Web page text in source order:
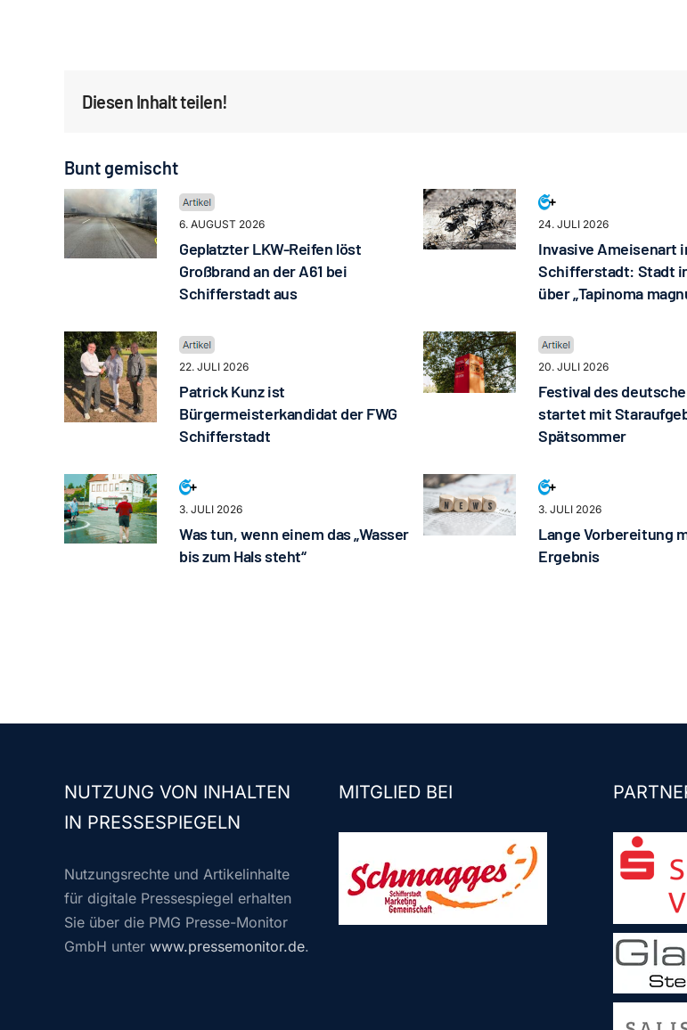
Diesen Inhalt teilen!
Bunt gemischt
6. AUGUST 2026
Geplatzter LKW-Reifen löst
Großbrand an der A61 bei
Schifferstadt aus
24. JULI 2026
Invasive Ameisenart
Schifferstadt: Stadt
über „Tapinoma
22. JULI 2026
Patrick Kunz ist
Bürgermeisterkandidat der FWG
Schifferstadt
20. JULI 2026
Festival des
startet mit
Spätsommer
3. JULI 2026
Was tun, wenn einem das „Wasser
bis zum Hals steht“
3. JULI 2026
Lange Vorbereitung
Ergebnis
NUTZUNG VON INHALTEN
IN PRESSESPIEGELN
Nutzungsrechte und Artikelinhalte
für digitale Pressespiegel erhalten
Sie über die PMG Presse-Monitor
GmbH unter www.pressemonitor.de.
MITGLIED BEI